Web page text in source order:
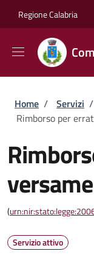
Regione Calabria
Briciole
Home / Servizi /
Rimborso per
(
Servizio attivo